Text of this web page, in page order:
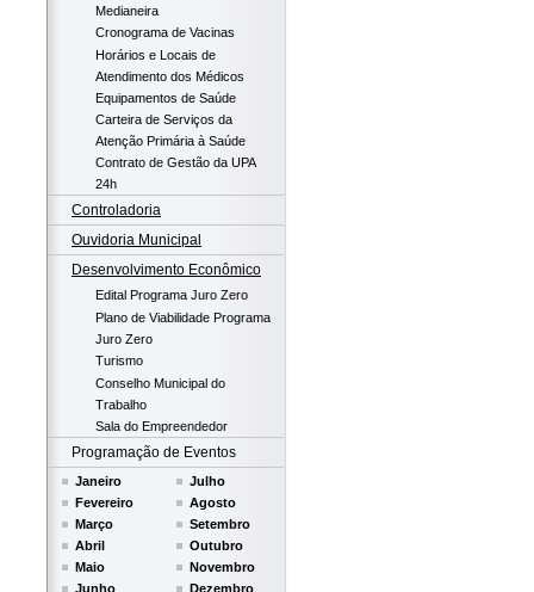
Medianeira
Cronograma de Vacinas
Horários e Locais de
Atendimento dos Médicos
Equipamentos de Saúde
Carteira de Serviços da
Atenção Primária à Saúde
Contrato de Gestão da UPA
24h
Controladoria
Ouvidoria Municipal
Desenvolvimento Econômico
Edital Programa Juro Zero
Plano de Viabilidade Programa
Juro Zero
Turismo
Conselho Municipal do
Trabalho
Sala do Empreendedor
Programação de Eventos
Janeiro
Fevereiro
Março
Abril
Maio
Junho
Julho
Agosto
Setembro
Outubro
Novembro
Dezembro